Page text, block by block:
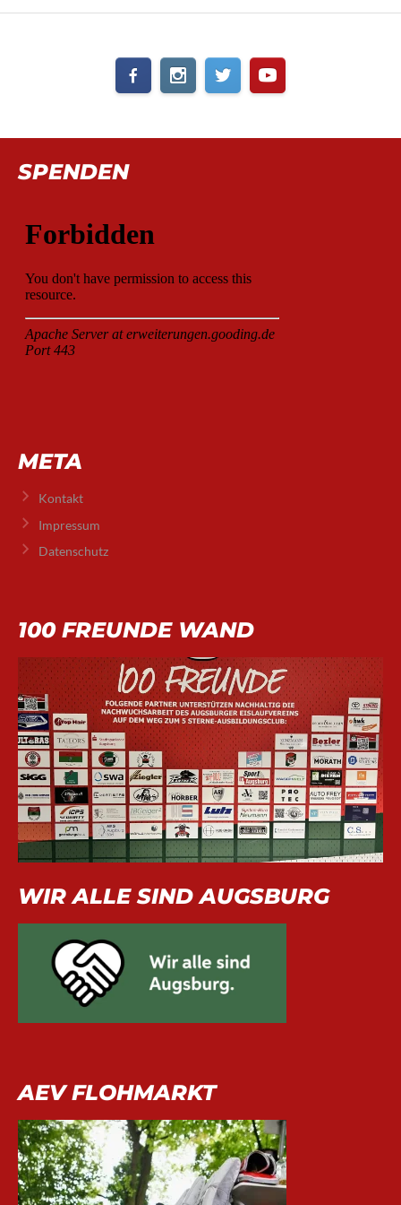
SPENDEN
META
Kontakt
Impressum
Datenschutz
100 FREUNDE WAND
WIR ALLE SIND AUGSBURG
AEV FLOHMARKT